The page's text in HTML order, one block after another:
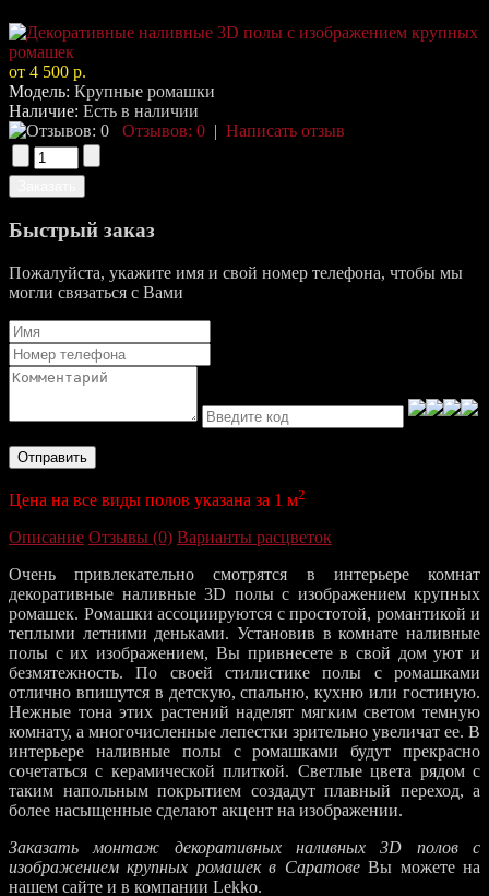
от 4 500 р.
Модель: Крупные ромашки
Наличие: Есть в наличии
Отзывов: 0 | Написать отзыв
Быстрый заказ
Пожалуйста, укажите имя и свой номер телефона, чтобы мы
могли связаться с Вами
Отправить
Цена на все виды полов указана за 1 м2
Описание Отзывы (0) Варианты расцветок
Очень привлекательно смотрятся в интерьере комнат
декоративные наливные 3D полы с изображением крупных
ромашек. Ромашки ассоциируются с простотой, романтикой и
теплыми летними деньками. Установив в комнате наливные
полы с их изображением, Вы привнесете в свой дом уют и
безмятежность. По своей стилистике полы с ромашками
отлично впишутся в детскую, спальню, кухню или гостиную.
Нежные тона этих растений наделят мягким светом темную
комнату, а многочисленные лепестки зрительно увеличат ее. В
интерьере наливные полы с ромашками будут прекрасно
сочетаться с керамической плиткой. Светлые цвета рядом с
таким напольным покрытием создадут плавный переход, а
более насыщенные сделают акцент на изображении.
Заказать монтаж декоративных наливных 3D полов с
изображением крупных ромашек в СаратовеВы можете на
нашем сайте и в компании Lekko.